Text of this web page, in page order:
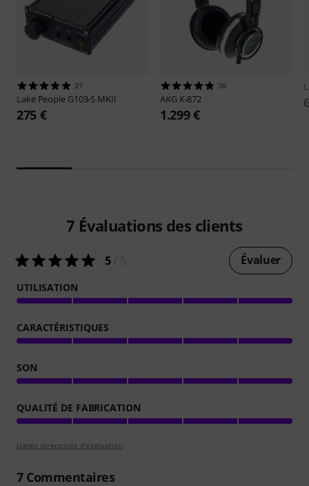
21
Lake People G103-S MKII
275 €
36
AKG K-872
1.299 €
7 Évaluations des clients
5/ 5 Évaluer
UTILISATION
CARACTÉRISTIQUES
SON
QUALITÉ DE FABRICATION
Lignes directrices d'évaluation
7Commentaires